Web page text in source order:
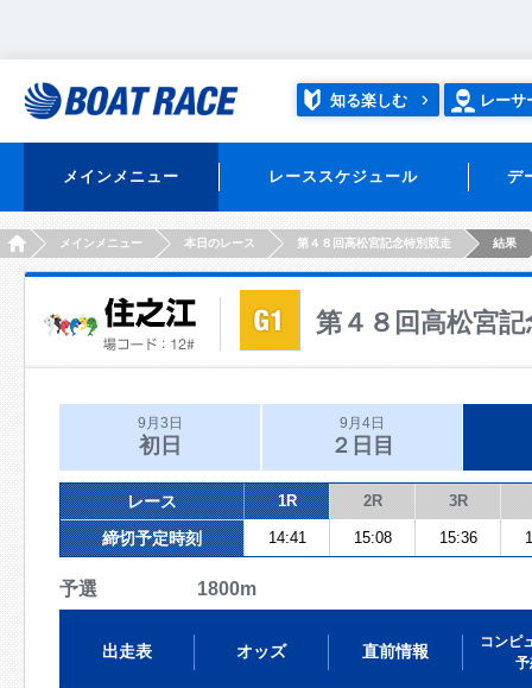
知る楽しむ レーサ
メインメニュー レーススケジュール デ
HOMEメインメニュー 本日のレース 第４８回高松宮記念特別競走 結果
第４８回高松宮
9月3日
初日
9月4日
２日目
レース 1R 2R 3R
締切予定時刻 14:41 15:08 15:36
予選 1800m
出走表 オッズ 直前情報
コンピ
予